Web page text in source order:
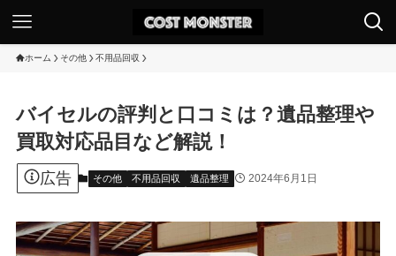
ホーム その他 不用品回収
バイセルの評判と口コミは？遺品整理や
買取対応品目など解説！
広告 その他 不用品回収 遺品整理 2024年6月1日